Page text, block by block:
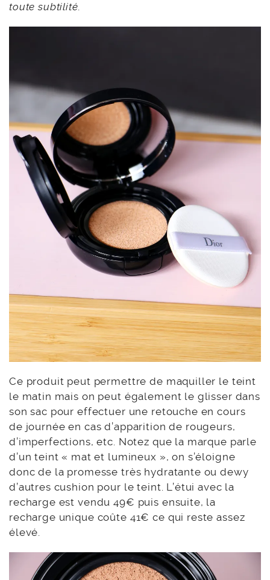
toute subtilité.
Ce produit peut permettre de maquiller le teint
le matin mais on peut également le glisser dans
son sac pour effectuer une retouche en cours
de journée en cas d’apparition de rougeurs,
d’imperfections, etc. Notez que la marque parle
d’un teint « mat et lumineux », on s’éloigne
donc de la promesse très hydratante ou dewy
d’autres cushion pour le teint. L’étui avec la
recharge est vendu 49€ puis ensuite, la
recharge unique coûte 41€ ce qui reste assez
élevé.